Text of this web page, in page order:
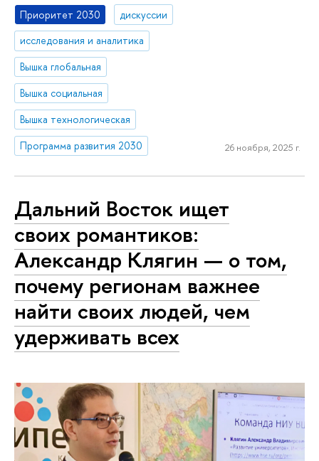
Приоритет 2030
дискуссии
исследования и аналитика
Вышка глобальная
Вышка социальная
Вышка технологическая
Программа развития 2030
26 ноября, 2025 г.
Дальний Восток ищет
своих романтиков:
Александр Клягин — о том,
почему регионам важнее
найти своих людей, чем
удерживать всех